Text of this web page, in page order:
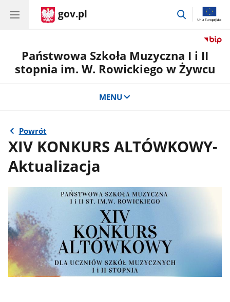
gov.pl
przejdź
Państwowa Szkoła Muzyczna I i II
stopnia im. W. Rowickiego w Żywcu
MENU
Powrót
XIV KONKURS ALTÓWKOWY-
Aktualizacja